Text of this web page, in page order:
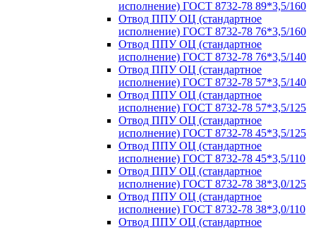
исполнение) ГОСТ 8732-78 89*3,5/160
Отвод ППУ ОЦ (стандартное
исполнение) ГОСТ 8732-78 76*3,5/160
Отвод ППУ ОЦ (стандартное
исполнение) ГОСТ 8732-78 76*3,5/140
Отвод ППУ ОЦ (стандартное
исполнение) ГОСТ 8732-78 57*3,5/140
Отвод ППУ ОЦ (стандартное
исполнение) ГОСТ 8732-78 57*3,5/125
Отвод ППУ ОЦ (стандартное
исполнение) ГОСТ 8732-78 45*3,5/125
Отвод ППУ ОЦ (стандартное
исполнение) ГОСТ 8732-78 45*3,5/110
Отвод ППУ ОЦ (стандартное
исполнение) ГОСТ 8732-78 38*3,0/125
Отвод ППУ ОЦ (стандартное
исполнение) ГОСТ 8732-78 38*3,0/110
Отвод ППУ ОЦ (стандартное